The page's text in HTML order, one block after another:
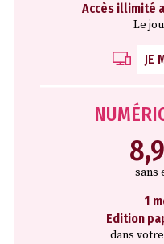
Accès illimité
Le
JE
sans
1
Edition
dans